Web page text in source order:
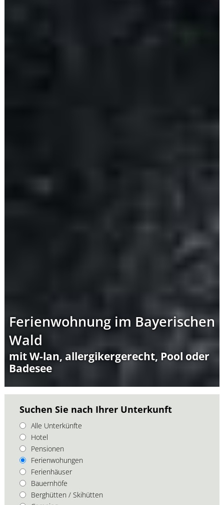
Ferienwohnung im Bayerischen
Wald
mit W-lan, allergikergerecht, Pool oder
Badesee
Suchen Sie nach Ihrer Unterkunft
Alle Unterkünfte
Hotel
Pensionen
Ferienwohungen
Ferienhäuser
Bauernhöfe
Berghütten / Skihütten